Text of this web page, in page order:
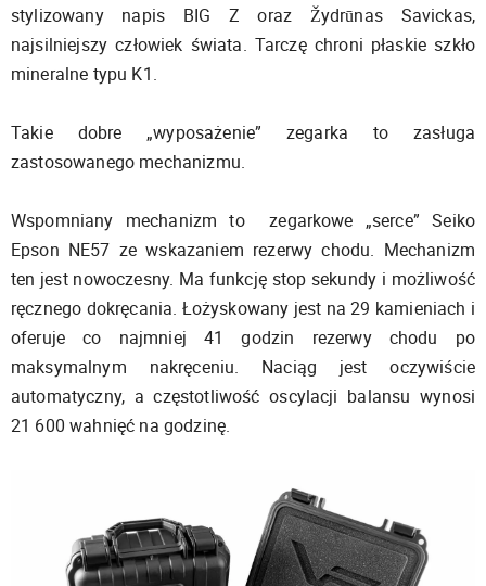
stylizowany napis BIG Z oraz Žydrūnas Savickas,
najsilniejszy człowiek świata. Tarczę chroni płaskie szkło
mineralne typu K1.
Takie dobre „wyposażenie” zegarka to zasługa
zastosowanego mechanizmu.
Wspomniany mechanizm to zegarkowe „serce” Seiko
Epson NE57 ze wskazaniem rezerwy chodu. Mechanizm
ten jest nowoczesny. Ma funkcję stop sekundy i możliwość
ręcznego dokręcania. Łożyskowany jest na 29 kamieniach i
oferuje co najmniej 41 godzin rezerwy chodu po
maksymalnym nakręceniu. Naciąg jest oczywiście
automatyczny, a częstotliwość oscylacji balansu wynosi
21 600 wahnięć na godzinę.